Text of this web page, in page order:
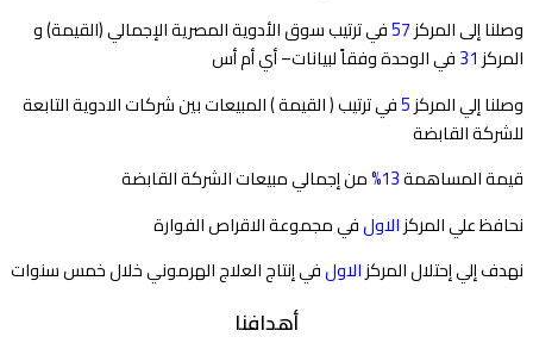
وصلنا إلى المركز57في ترتيب سوق الأدوية المصرية الإجمالي (القيمة) و
المركز 31في الوحدة وفقاً لبيانات– أي أم أس
وصلنا إلي المركز5في ترتيب ( القيمة ) المبيعات بين شركات الادوية التابعة
للشركة القابضة
قيمة المساهمة13% من إجمالي مبيعات الشركة القابضة
نحافظ علي المركزالاولفي مجموعة الاقراص الفوارة
نهدف إلي إحتلال المركزالاولفي إنتاج العلاج الهرموني خلال خمس سنوات
أهدافنا